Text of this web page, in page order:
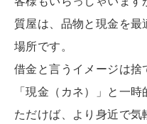
質屋は、品物と現金を最
場所です。
借金と言うイメージは捨
「現金（カネ）」と一
ただけば、より身近で気